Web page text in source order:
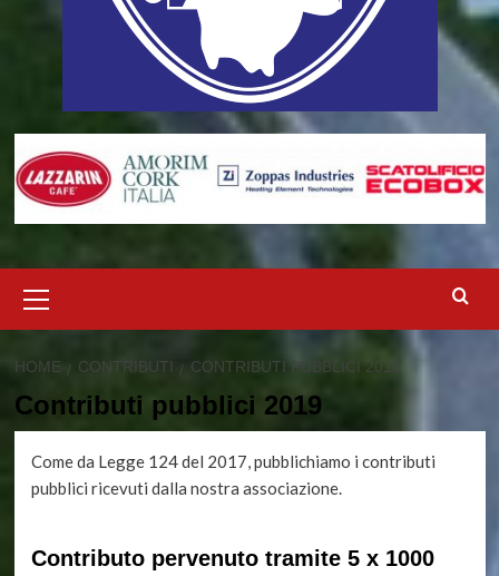
principale
HOME CONTRIBUTI CONTRIBUTI PUBBLICI 2019
Contributi pubblici 2019
Come da Legge 124 del 2017, pubblichiamo i contributi
pubblici ricevuti dalla nostra associazione.
Contributo pervenuto tramite 5 x 1000